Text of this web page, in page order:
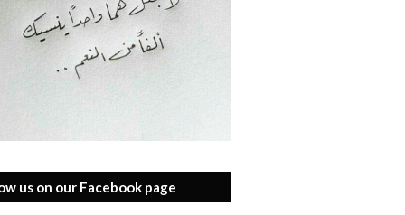
us on our Facebook page